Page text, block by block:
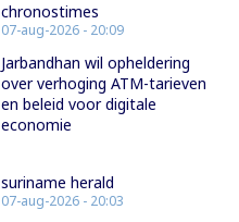
chronostimes
07-aug-2026 - 20:09
Jarbandhan wil opheldering
over verhoging ATM-tarieven
en beleid voor digitale
economie
suriname herald
07-aug-2026 - 20:03